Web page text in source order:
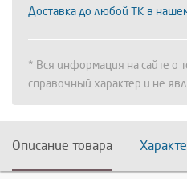
Доставка до любой ТК в
* Вся информация на сайте о
справочный характер и не
Описание товара